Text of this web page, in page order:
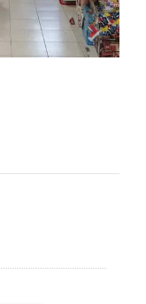
Next